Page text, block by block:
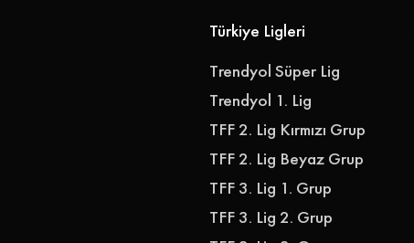
Türkiye Ligleri
Trendyol Süper Lig
Trendyol 1. Lig
TFF 2. Lig Kırmızı Grup
TFF 2. Lig Beyaz Grup
TFF 3. Lig 1. Grup
TFF 3. Lig 2. Grup